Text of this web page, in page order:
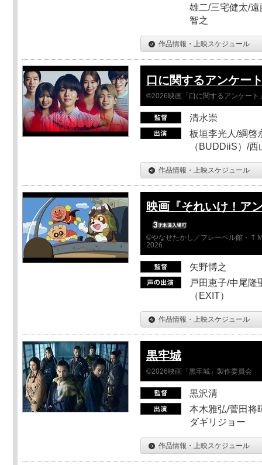
雄二/三宅健太/
智之
作品情報・上映スケジュール
口に関するアンケー
©2026映画「口に関するアンケート
清水崇
板垣李光人/綱啓
（BUDDiiS）/
作品情報・上映スケジュール
映画『それいけ！ア
©やなせたかし／フレーベル館・Ｔ
2026
矢野博之
戸田恵子/中尾隆
（EXIT）
作品情報・上映スケジュール
黒牢城
©2026映画「黒牢城」製作委員会
黒沢清
本木雅弘/菅田将
ダギリジョー
作品情報・上映スケジュール